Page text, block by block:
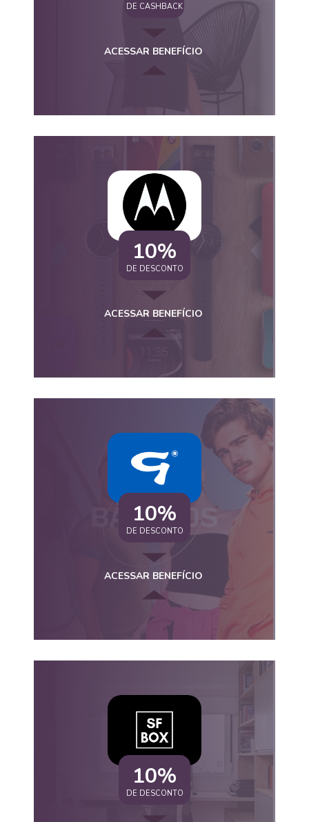
DE CASHBACK
ACESSAR BENEFÍCIO
10%
DE DESCONTO
ACESSAR BENEFÍCIO
10%
DE DESCONTO
ACESSAR BENEFÍCIO
10%
DE DESCONTO